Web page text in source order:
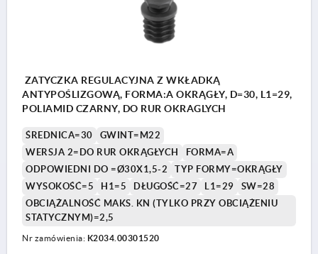
ZATYCZKA REGULACYJNA Z WKŁADKĄ
ANTYPOŚLIZGOWĄ, FORMA:A OKRĄGŁY, D=30, L1=29,
POLIAMID CZARNY, DO RUR OKRAGLYCH
ŚREDNICA=30
GWINT=M22
WERSJA 2=DO RUR OKRĄGŁYCH
FORMA=A
ODPOWIEDNI DO =Ø30X1,5-2
TYP FORMY=OKRĄGŁY
WYSOKOŚĆ=5
H1=5 DŁUGOŚĆ=27 L1=29
SW=28
OBCIĄŻALNOŚĆ MAKS. KN (TYLKO PRZY OBCIĄŻENIU
STATYCZNYM)=2,5
Nr zamówienia: K2034.00301520